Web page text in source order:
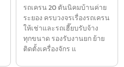
รถเครน 20 ตันนิคมบ้านค่าย
ระยอง ครบวงจรเรื่องรถเครน
ให้เช่าและรถเฮี๊ยบรับจ้าง
ทุกขนาด รองรับงานยก ย้าย
ติดตั้งเครื่องจักร แ